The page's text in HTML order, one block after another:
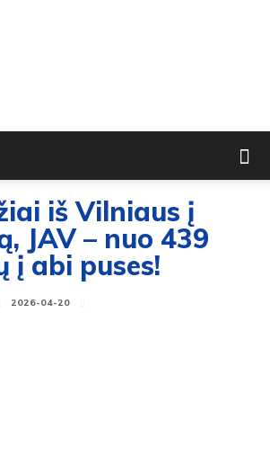
iš Vilniaus į
JAV – nuo 439
į abi puses!
2026-04-20